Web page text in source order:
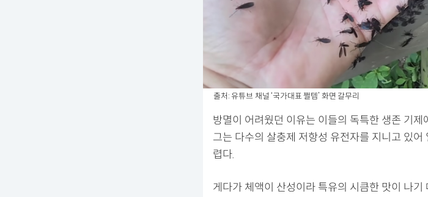
출처: 유튜브 채널 ‘국가대표 쩔템’ 화면 갈무리
방멸이 어려웠던 이유는 이들의 독특한 생존 기
그는 다수의 살충제 저항성 유전자를 지니고 있
렵다.
게다가 체액이 산성이라 특유의 시큼한 맛이 나